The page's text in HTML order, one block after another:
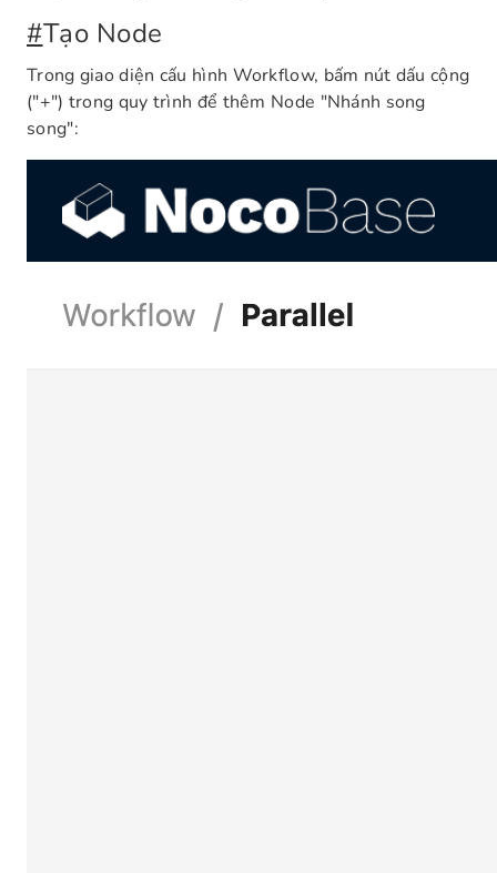
#Tạo Node
Trong giao diện cấu hình Workflow, bấm nút dấu cộng
("+") trong quy trình để thêm Node "Nhánh song
song":